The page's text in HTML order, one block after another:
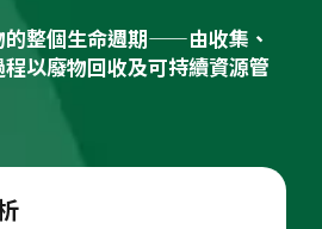
的整個生命週期——由收集、
以廢物回收及可持續資源管